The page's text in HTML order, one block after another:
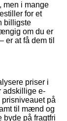
men i mange
for et
billigste
om du er
er at få dem til
priser i
adskillige e-
på
til mænd og
byde på fragtfri